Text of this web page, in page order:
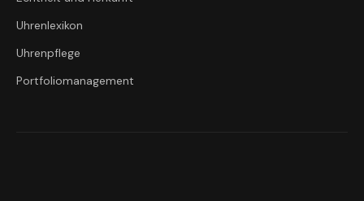
Uhrenlexikon
Uhrenpflege
Portfoliomanagement